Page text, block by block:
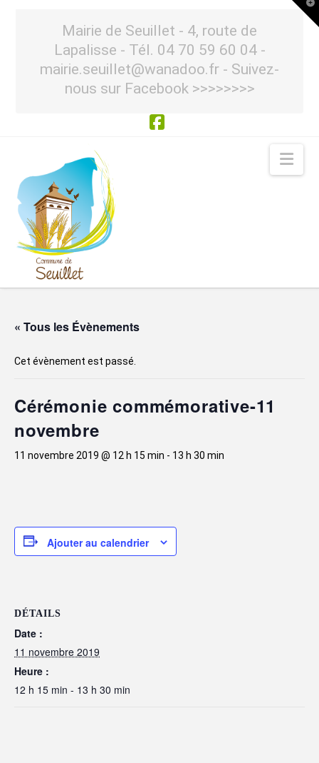
Mairie de Seuillet - 4, route de
Lapalisse - Tél. 04 70 59 60 04 -
mairie.seuillet@wanadoo.fr - Suivez-
nous sur Facebook >>>>>>>>
« Tous les Évènements
Cet évènement est passé.
Cérémonie commémorative-11
novembre
11 novembre 2019 @ 12 h 15 min - 13 h 30 min
Ajouter au calendrier
DÉTAILS
Date :
11 novembre 2019
Heure :
12 h 15 min - 13 h 30 min